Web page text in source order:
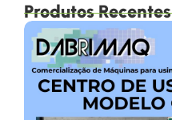
Produtos Recentes